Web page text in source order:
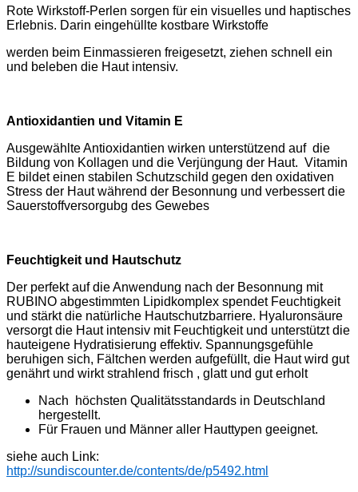
Rote Wirkstoff-Perlen sorgen für ein visuelles und haptisches
Erlebnis. Darin eingehüllte kostbare Wirkstoffe
werden beim Einmassieren freigesetzt, ziehen schnell ein
und beleben die Haut intensiv.
Antioxidantien und Vitamin E
Ausgewählte Antioxidantien wirken unterstützend auf die
Bildung von Kollagen und die Verjüngung der Haut. Vitamin
E bildet einen stabilen Schutzschild gegen den oxidativen
Stress der Haut während der Besonnung und verbessert die
Sauerstoffversorgubg des Gewebes
Feuchtigkeit und Hautschutz
Der perfekt auf die Anwendung nach der Besonnung mit
RUBINO abgestimmten Lipidkomplex spendet Feuchtigkeit
und stärkt die natürliche Hautschutzbarriere. Hyaluronsäure
versorgt die Haut intensiv mit Feuchtigkeit und unterstützt die
hauteigene Hydratisierung effektiv. Spannungsgefühle
beruhigen sich, Fältchen werden aufgefüllt, die Haut wird gut
genährt und wirkt strahlend frisch , glatt und gut erholt
Nach höchsten Qualitätsstandards in Deutschland
hergestellt.
Für Frauen und Männer aller Hauttypen geeignet.
siehe auch Link:
http://sundiscounter.de/contents/de/p5492.html